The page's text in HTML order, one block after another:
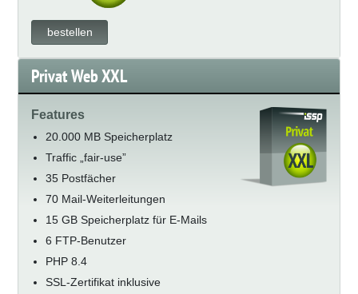
bestellen
Privat Web XXL
Features
20.000 MB Speicherplatz
Traffic „fair-use”
35 Postfächer
70 Mail-Weiterleitungen
15 GB Speicherplatz für E-Mails
6 FTP-Benutzer
PHP 8.4
SSL-Zertifikat inklusive